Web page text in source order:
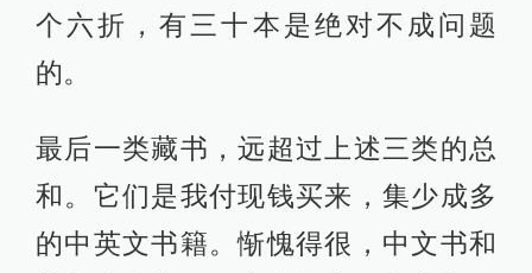
个六折，有三十本是绝对不成问题
的。
最后一类藏书，远超过上述三类的总
和。它们是我付现钱买来，集少成多
的中英文书籍。惭愧得很，中文书和